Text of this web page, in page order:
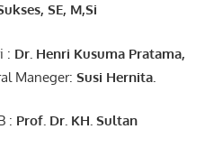
SE, M,Si
: Dr. Henri Kusuma Pratama,
Maneger: Susi Hernita.
: Prof. Dr. KH. Sultan